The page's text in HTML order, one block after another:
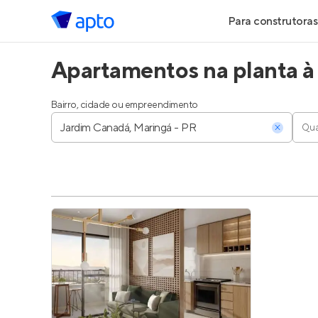
Para construtoras
Geração de
Geração de
Parcerias
Anunciar
Entrar no
Apartamentos na planta
Bairro, cidade ou empreendimento